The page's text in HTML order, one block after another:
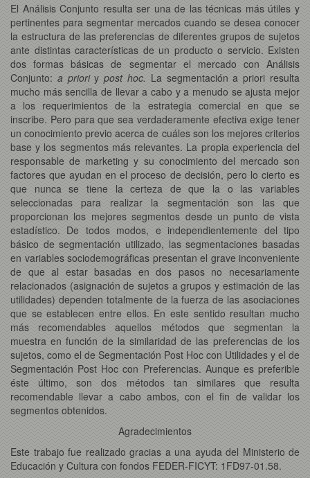
El Análisis Conjunto resulta ser una de las técnicas más útiles y
pertinentes para segmentar mercados cuando se desea conocer
la estructura de las preferencias de diferentes grupos de sujetos
ante distintas características de un producto o servicio. Existen
dos formas básicas de segmentar el mercado con Análisis
Conjunto: a prioriypost hoc. La segmentación a priori resulta
mucho más sencilla de llevar a cabo y a menudo se ajusta mejor
a los requerimientos de la estrategia comercial en que se
inscribe. Pero para que sea verdaderamente efectiva exige tener
un conocimiento previo acerca de cuáles son los mejores criterios
base y los segmentos más relevantes. La propia experiencia del
responsable de marketing y su conocimiento del mercado son
factores que ayudan en el proceso de decisión, pero lo cierto es
que nunca se tiene la certeza de que la o las variables
seleccionadas para realizar la segmentación son las que
proporcionan los mejores segmentos desde un punto de vista
estadístico. De todos modos, e independientemente del tipo
básico de segmentación utilizado, las segmentaciones basadas
en variables sociodemográficas presentan el grave inconveniente
de que al estar basadas en dos pasos no necesariamente
relacionados (asignación de sujetos a grupos y estimación de las
utilidades) dependen totalmente de la fuerza de las asociaciones
que se establecen entre ellos. En este sentido resultan mucho
más recomendables aquellos métodos que segmentan la
muestra en función de la similaridad de las preferencias de los
sujetos, como el de Segmentación Post Hoc con Utilidades y el de
Segmentación Post Hoc con Preferencias. Aunque es preferible
éste último, son dos métodos tan similares que resulta
recomendable llevar a cabo ambos, con el fin de validar los
segmentos obtenidos.
Agradecimientos
Este trabajo fue realizado gracias a una ayuda del Ministerio de
Educación y Cultura con fondos FEDER-FICYT: 1FD97-01.58.